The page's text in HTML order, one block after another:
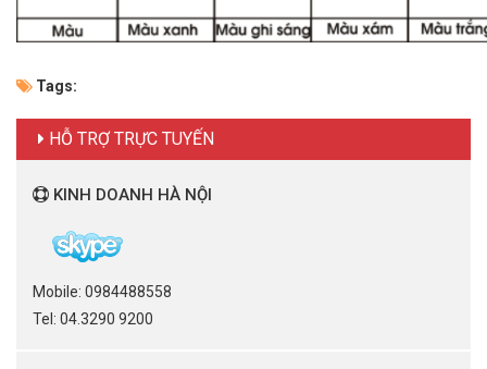
Tags:
HỖ TRỢ TRỰC TUYẾN
KINH DOANH HÀ NỘI
Mobile: 0984488558
Tel: 04.3290 9200